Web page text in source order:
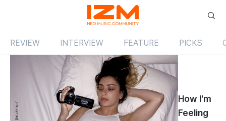
REVIEW INTERVIEW FEATURE PICKS
How I’m
Feeling